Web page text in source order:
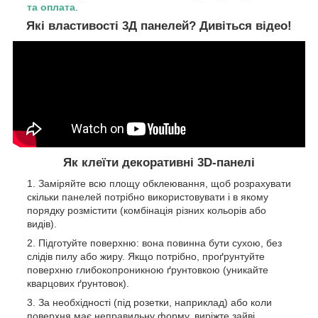
та оплата
Які властивості 3Д панелей? Дивіться відео!
Як клеїти декоративні 3D-панелі
Заміряйте всю площу обклеювання, щоб розрахувати
скільки панелей потрібно використовувати і в якому
порядку розмістити (комбінація різних кольорів або
видів).
Підготуйте поверхню: вона повинна бути сухою, без
слідів пилу або жиру. Якщо потрібно, проґрунтуйте
поверхню глибокопроникною ґрунтовкою (уникайте
кварцових ґрунтовок).
За необхідності (під розетки, наприклад) або коли